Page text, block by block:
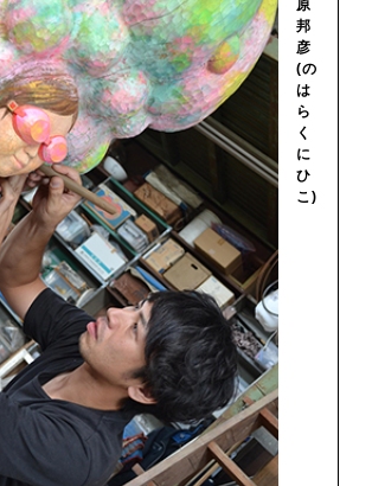
原
邦
彦
(の
は
ら
く
に
ひ
こ)